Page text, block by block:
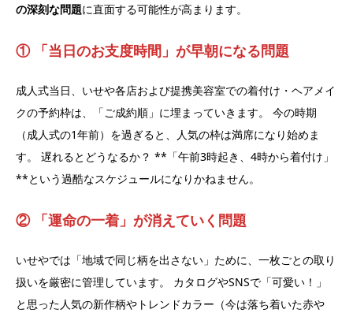
の深刻な問題に直面する可能性が高まります。
① 「当日のお支度時間」が早朝になる問題
成人式当日、いせや各店および提携美容室での着付け・ヘアメイ
クの予約枠は、「ご成約順」に埋まっていきます。 今の時期
（成人式の1年前）を過ぎると、人気の枠は満席になり始めま
す。 遅れるとどうなるか？ **「午前3時起き、4時から着付け」
**という過酷なスケジュールになりかねません。
② 「運命の一着」が消えていく問題
いせやでは「地域で同じ柄を出さない」ために、一枚ごとの取り
扱いを厳密に管理しています。 カタログやSNSで「可愛い！」
と思った人気の新作柄やトレンドカラー（今は落ち着いた赤や